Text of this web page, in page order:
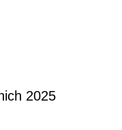
2025